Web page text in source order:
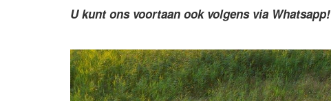
U kunt ons voortaan ook volgens via Whatsapp!